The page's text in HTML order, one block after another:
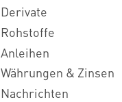
Derivate
Rohstoffe
Anleihen
Währungen & Zinsen
Nachrichten